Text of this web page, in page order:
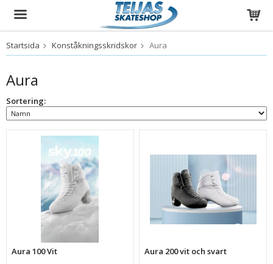
Produkten har blivit tillagd i varukorgen
Startsida Konståkningsskridskor Aura
Aura
Sortering:
Aura 100 Vit Aura 200 vit och svart